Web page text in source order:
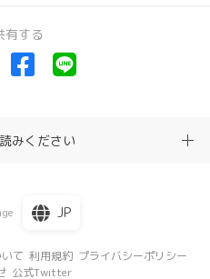
有する
みください
JP
て 利用規約 プライバシーポリシー
公式Twitter